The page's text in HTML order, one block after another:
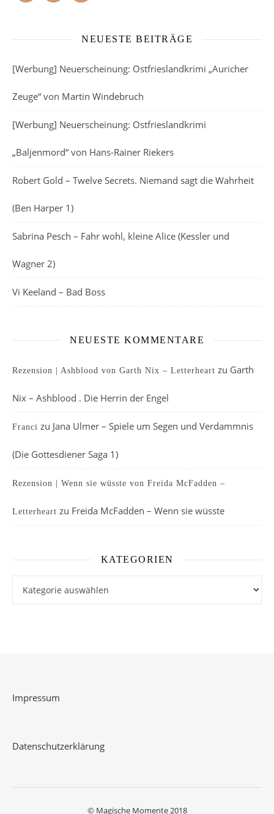
NEUESTE BEITRÄGE
[Werbung] Neuerscheinung: Ostfrieslandkrimi „Auricher
Zeuge“ von Martin Windebruch
[Werbung] Neuerscheinung: Ostfrieslandkrimi
„Baljenmord“ von Hans-Rainer Riekers
Robert Gold – Twelve Secrets. Niemand sagt die Wahrheit
(Ben Harper 1)
Sabrina Pesch – Fahr wohl, kleine Alice (Kessler und
Wagner 2)
Vi Keeland – Bad Boss
NEUESTE KOMMENTARE
Rezension | Ashblood von Garth Nix – Letterheart zu Garth
Nix – Ashblood . Die Herrin der Engel
Franci zu Jana Ulmer – Spiele um Segen und Verdammnis
(Die Gottesdiener Saga 1)
Rezension | Wenn sie wüsste von Freida McFadden –
Letterheart zu Freida McFadden – Wenn sie wüsste
KATEGORIEN
Impressum
Datenschutzerklärung
© Magische Momente 2018